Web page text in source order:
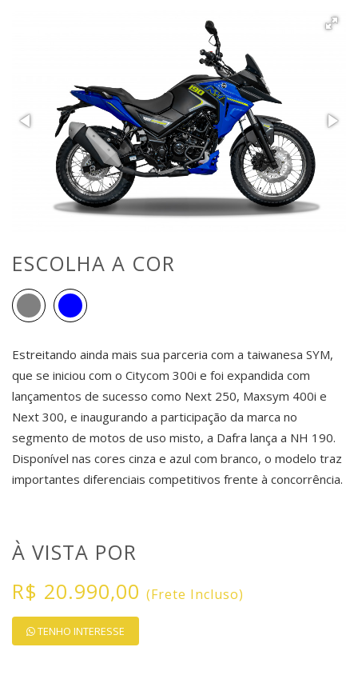
ESCOLHA A COR
Estreitando ainda mais sua parceria com a taiwanesa SYM,
que se iniciou com o Citycom 300i e foi expandida com
lançamentos de sucesso como Next 250, Maxsym 400i e
Next 300, e inaugurando a participação da marca no
segmento de motos de uso misto, a Dafra lança a NH 190.
Disponível nas cores cinza e azul com branco, o modelo traz
importantes diferenciais competitivos frente à concorrência.
À VISTA POR
R$ 20.990,00 (Frete Incluso)
TENHO INTERESSE